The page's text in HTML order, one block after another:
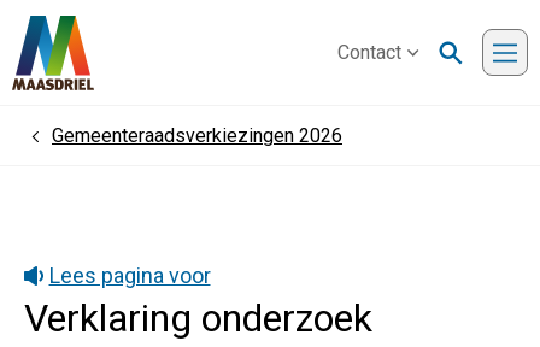
Contact
HomeGemeenteraadsverkiezingen 2026
Lees pagina voor
Verklaring onderzoek